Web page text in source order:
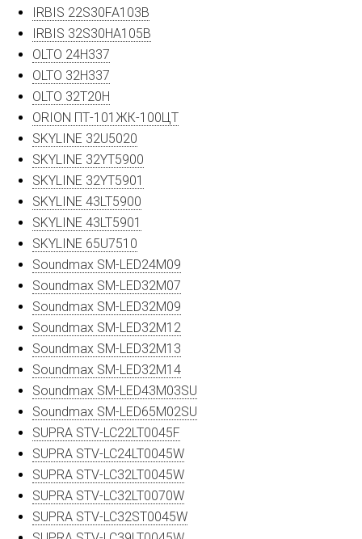
IRBIS 22S30FA103B
IRBIS 32S30HA105B
OLTO 24H337
OLTO 32H337
OLTO 32T20H
ORION ПТ-101ЖК-100ЦТ
SKYLINE 32U5020
SKYLINE 32YT5900
SKYLINE 32YT5901
SKYLINE 43LT5900
SKYLINE 43LT5901
SKYLINE 65U7510
Soundmax SM-LED24M09
Soundmax SM-LED32M07
Soundmax SM-LED32M09
Soundmax SM-LED32M12
Soundmax SM-LED32M13
Soundmax SM-LED32M14
Soundmax SM-LED43M03SU
Soundmax SM-LED65M02SU
SUPRA STV-LC22LT0045F
SUPRA STV-LC24LT0045W
SUPRA STV-LC32LT0045W
SUPRA STV-LC32LT0070W
SUPRA STV-LC32ST0045W